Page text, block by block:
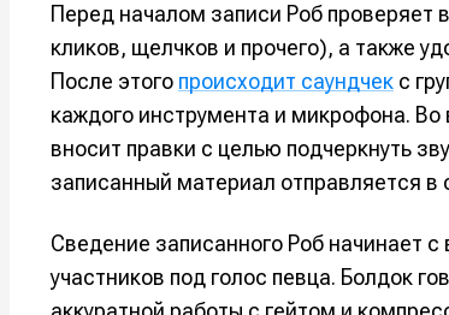
Перед началом записи Роб проверяет
кликов, щелчков и прочего), а также
После этого происходит саундчек с
каждого инструмента и микрофона.
вносит правки с целью подчеркнуть
записанный материал отправляется в
Сведение записанного Роб начинает
участников под голос певца. Болдок